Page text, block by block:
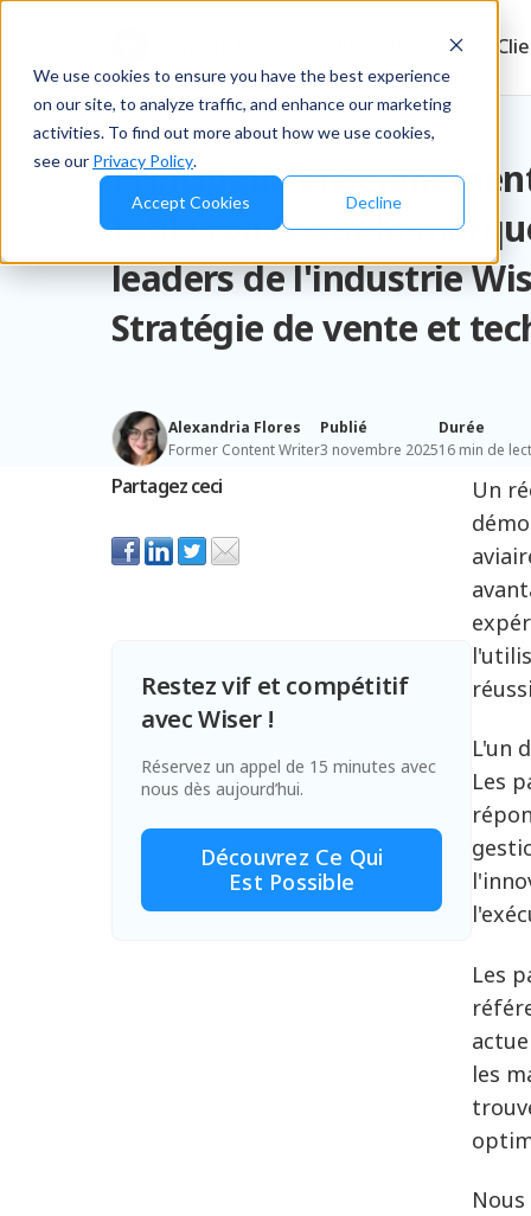
We use cookies to ensure you have the best experience
on our site, to analyze traffic, and enhance our marketing
activities. To find out more about how we use cookies,
see our Privacy Policy.
Accept Cookies Decline
Ressources
Blog/News
Principaux
table ronde sur la
leaders de l'industrie
Stratégie de vente et
Alexandria Flores
Former Content Writer
Publié
3 novembre 2025
Durée
16 min de
Partagez ceci
Restez vif et compétitif
avec Wiser !
Réservez un appel de 15 minutes avec
nous dès aujourd’hui.
Découvrez Ce Qui
Est Possible
Un
L'un
Les
Les
les